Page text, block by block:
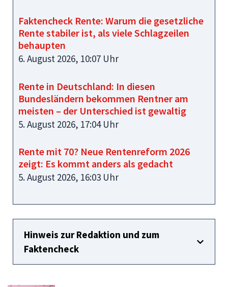
Faktencheck Rente: Warum die gesetzliche
Rente stabiler ist, als viele Schlagzeilen
behaupten
6. August 2026, 10:07 Uhr
Rente in Deutschland: In diesen
Bundesländern bekommen Rentner am
meisten – der Unterschied ist gewaltig
5. August 2026, 17:04 Uhr
Rente mit 70? Neue Rentenreform 2026
zeigt: Es kommt anders als gedacht
5. August 2026, 16:03 Uhr
Hinweis zur Redaktion und zum
Faktencheck